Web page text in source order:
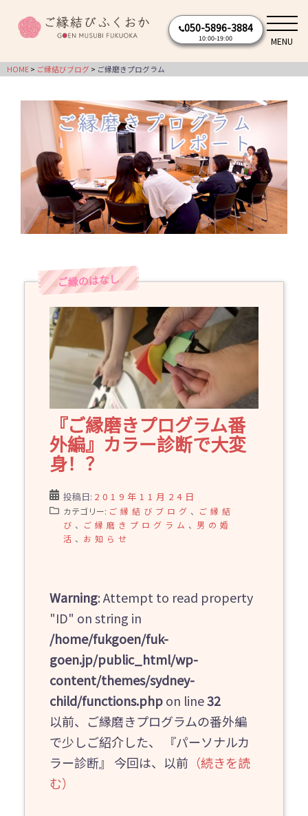
ン
050-5896-3884
10:00-19:00 MENU
HOME ご縁結びブログ ご縁磨きプログラム
『ご縁磨きプログラム番
外編』カラー診断で大変
身！？
投稿日: 2019年11月24日
カテゴリー: ご縁結びブログ 、
ご縁結
び 、 ご縁磨きプログラム 、 男の婚
活 、 お知らせ
Warning: Attempt to read property
"ID" on string in
/home/fukgoen/fuk-
goen.jp/public_html/wp-
content/themes/sydney-
child/functions.phpon line32
以前、ご縁磨きプログラムの番外編
で少しご紹介した、 『パーソナルカ
ラー診断』 今回は、以前 （続きを読
む）